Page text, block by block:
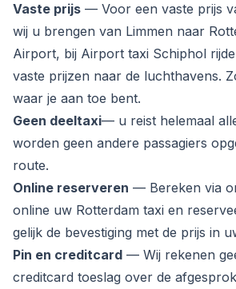
Vaste prijs — Voor een vaste prijs
wij u brengen van Limmen naar
Airport, bij Airport taxi Schiphol
vaste prijzen naar de luchthavens.
waar je aan toe bent.
Geen deeltaxi— u reist helemaal
worden geen andere passagiers
route.
Online reserveren — Bereken via
online uw Rotterdam taxi en
gelijk de bevestiging met de prijs in
Pin en creditcard — Wij rekenen
creditcard toeslag over de